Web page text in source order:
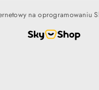
na oprogramowaniu